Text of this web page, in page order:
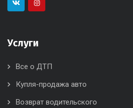
Услуги
Все о ДТП
Купля-продажа авто
Возврат водительского